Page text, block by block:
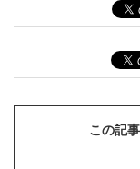
この記